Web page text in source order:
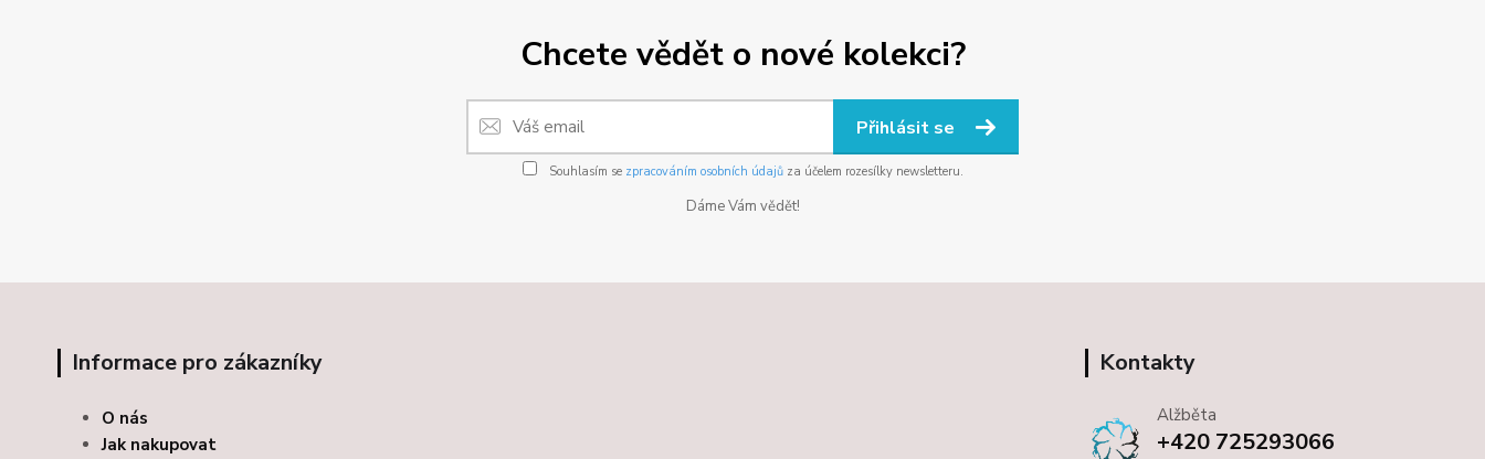
Chcete vědět o nové kolekci?
Přihlásit se
Souhlasím se zpracováním osobních údajůza účelem rozesílky newsletteru.
Dáme Vám vědět!
Informace pro zákazníky
O nás
Jak nakupovat
Kontakty
Alžběta
+420 725293066